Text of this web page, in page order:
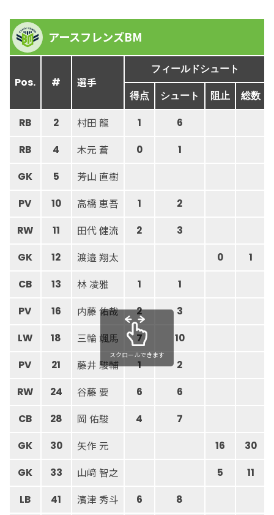
アースフレンズBM
Pos. # 選手
フィールドシュート
得点 シュート 阻止 総数
RB 2 村田 龍 1 6
RB 4 木元 蒼 0 1
GK 5 芳山 直樹
PV 10 高橋 恵吾 1 2
RW 11 田代 健流 2 3
GK 12 渡邉 翔太 0 1
CB 13 林 凌雅 1 1
PV 16 内藤 佑哉 2 3
LW 18 三輪 颯馬 7 10
PV 21 藤井 駿輔 1 2
RW 24 谷藤 要 6 6
CB 28 岡 佑駿 4 7
GK 30 矢作 元 16 30
GK 33 山﨑 智之 5 11
LB 41 濱津 秀斗 6 8
スクロールできます